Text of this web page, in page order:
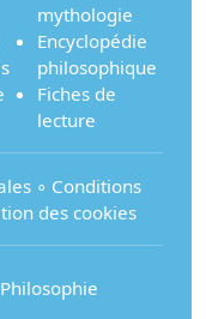
mythologie
Encyclopédie
philosophique
Fiches de
lecture
∘ Conditions
des cookies